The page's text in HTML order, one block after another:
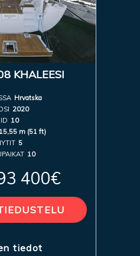
KHALEESI
Hrvatska
2020
ID 10
15,55 m (51 ft)
5
10
400€
tiedot